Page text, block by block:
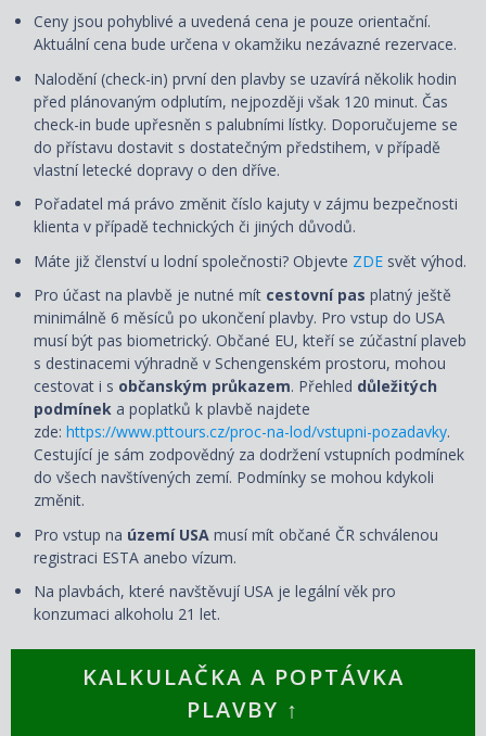
Ceny jsou pohyblivé a uvedená cena je pouze orientační.
Aktuální cena bude určena v okamžiku nezávazné rezervace.
Nalodění (check-in) první den plavby se uzavírá několik hodin
před plánovaným odplutím, nejpozději však 120 minut. Čas
check-in bude upřesněn s palubními lístky. Doporučujeme se
do přístavu dostavit s dostatečným předstihem, v případě
vlastní letecké dopravy o den dříve.
Pořadatel má právo změnit číslo kajuty v zájmu bezpečnosti
klienta v případě technických či jiných důvodů.
Máte již členství u lodní společnosti? Objevte ZDE svět výhod.
Pro účast na plavbě je nutné mít cestovní pas platný ještě
minimálně 6 měsíců po ukončení plavby. Pro vstup do USA
musí být pas biometrický. Občané EU, kteří se zúčastní plaveb
s destinacemi výhradně v Schengenském prostoru, mohou
cestovat i s občanským průkazem. Přehled důležitých
podmínek a poplatků k plavbě najdete
zde: https://www.pttours.cz/proc-na-lod/vstupni-pozadavky.
Cestující je sám zodpovědný za dodržení vstupních podmínek
do všech navštívených zemí. Podmínky se mohou kdykoli
změnit.
Pro vstup na území USA musí mít občané ČR schválenou
registraci ESTA anebo vízum.
Na plavbách, které navštěvují USA je legální věk pro
konzumaci alkoholu 21 let.
KALKULAČKA A POPTÁVKA
PLAVBY ↑